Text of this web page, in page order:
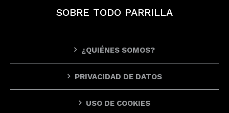
SOBRE TODO PARRILLA
¿QUIÉNES SOMOS?
PRIVACIDAD DE DATOS
USO DE COOKIES